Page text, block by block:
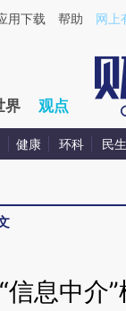
用下载 帮助 网上
界 观点
健康 环科 民生
息中介